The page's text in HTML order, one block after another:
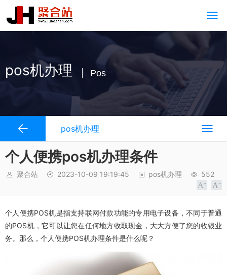
pos机办理 Pos
pos机办理
个人便携pos机办理条件
聚合站 2023-10-09 19:19:45 pos机办理 552
个人便携POS机是指支持联网付款功能的专用电子设备，不同于普通
的POS机，它可以让您在任何地方收取现金，大大方便了您的收银业
务。那么，个人便携POS机办理条件是什么呢？